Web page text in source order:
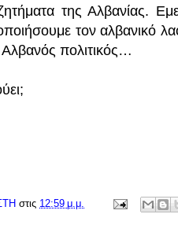
της Αλβανίας.
τον αλβανικό
πολιτικός…
στις 12:59 μ.μ.